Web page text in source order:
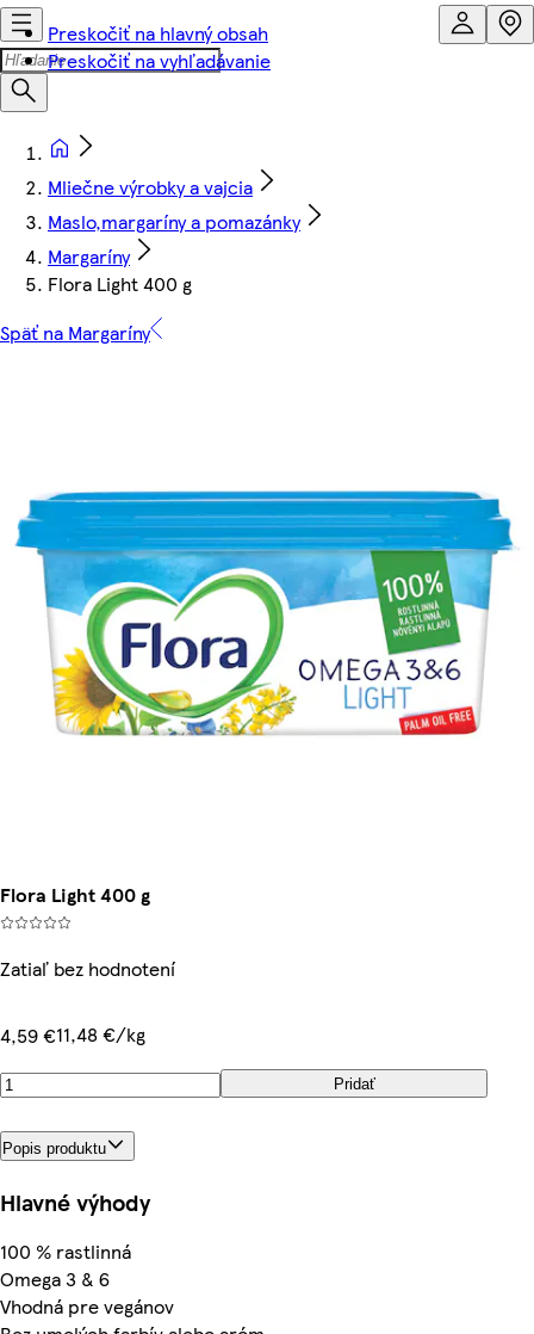
Preskočiť na hlavný obsah
Preskočiť na vyhľadávanie
Mliečne výrobky a vajcia
Maslo,margaríny a pomazánky
Margaríny
Flora Light 400 g
Späť na Margaríny
Flora Light 400 g
Zatiaľ bez hodnotení
4,59 €11,48 €/kg
Pridať
Popis produktu
Hlavné výhody
100 % rastlinná
Omega 3 & 6
Vhodná pre vegánov